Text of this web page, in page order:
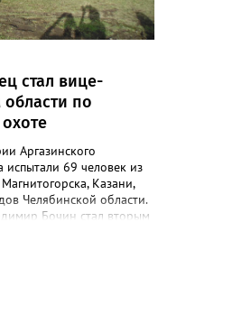
стал вице-
по
Аргазинского
69 человек из
Казани,
Челябинской области.
Бочин стал вторым